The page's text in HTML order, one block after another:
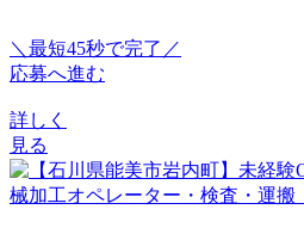
＼最短45秒で完了／
応募へ進む
詳しく
見る